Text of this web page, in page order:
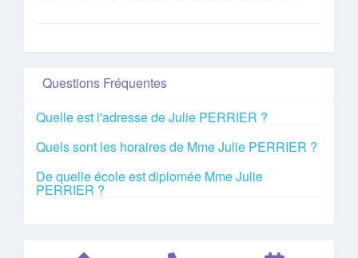
Questions Fréquentes
Quelle est l'adresse de Julie PERRIER ?
Quels sont les horaires de Mme Julie PERRIER ?
De quelle école est diplomée Mme Julie
PERRIER ?